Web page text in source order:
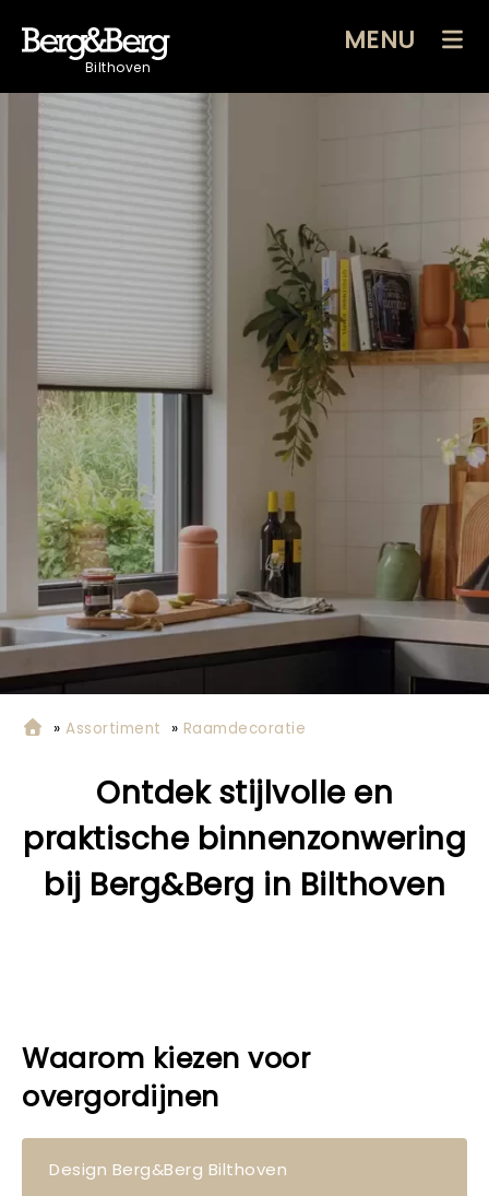
Bilthoven
MENU
»Assortiment » Raamdecoratie
Ontdek stijlvolle en
praktische binnenzonwering
bij Berg&Berg in Bilthoven
Waarom kiezen voor
overgordijnen
Design Berg&Berg Bilthoven